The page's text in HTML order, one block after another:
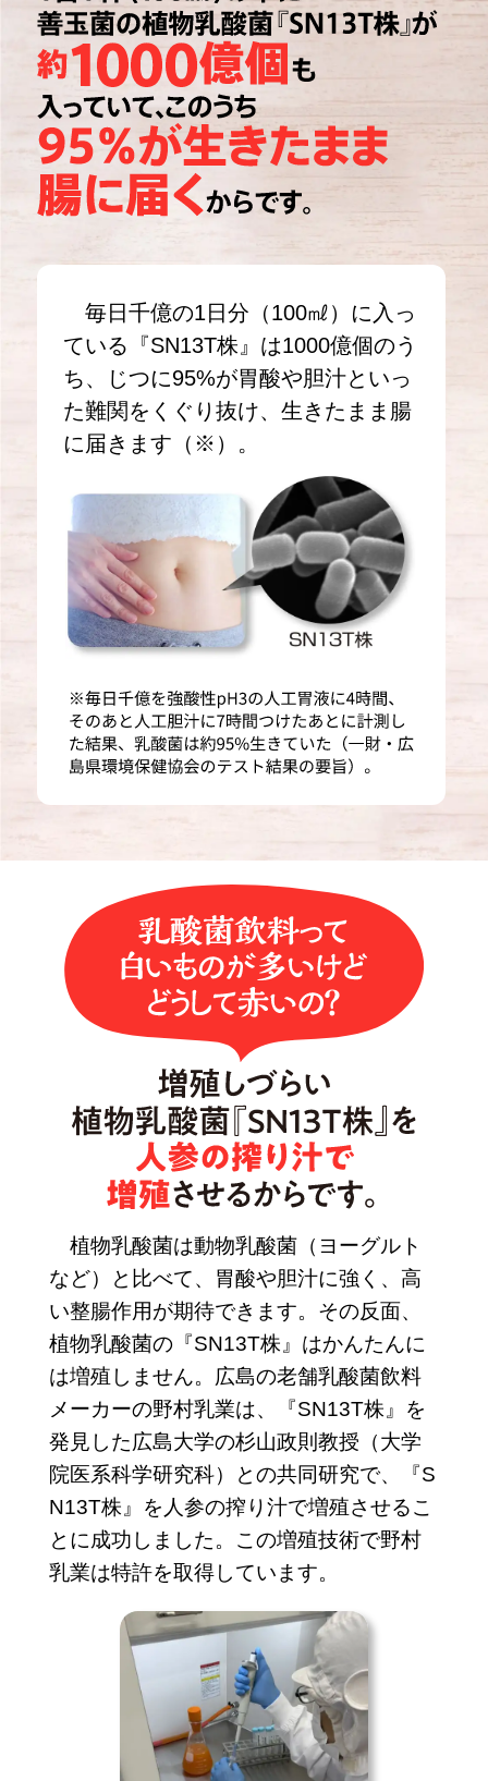
毎日千億の1日分（100㎖）に入っ
ている『SN13T株』は1000億個のう
ち、じつに95%が胃酸や胆汁といっ
た難関をくぐり抜け、生きたまま腸
に届きます（※）。
植物乳酸菌は動物乳酸菌（ヨーグルト
など）と比べて、胃酸や胆汁に強く、高
い整腸作用が期待できます。その反面、
植物乳酸菌の『SN13T株』はかんたんに
は増殖しません。広島の老舗乳酸菌飲料
メーカーの野村乳業は、『SN13T株』を
発見した広島大学の杉山政則教授（大学
院医系科学研究科）との共同研究で、『S
N13T株』を人参の搾り汁で増殖させるこ
とに成功しました。この増殖技術で野村
乳業は特許を取得しています。